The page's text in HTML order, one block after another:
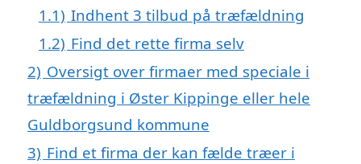
1.1) Indhent 3 tilbud på træfældning
1.2) Find det rette firma selv
2) Oversigt over firmaer med speciale i
træfældning i Øster Kippinge eller hele
Guldborgsund kommune
3) Find et firma der kan fælde træer i